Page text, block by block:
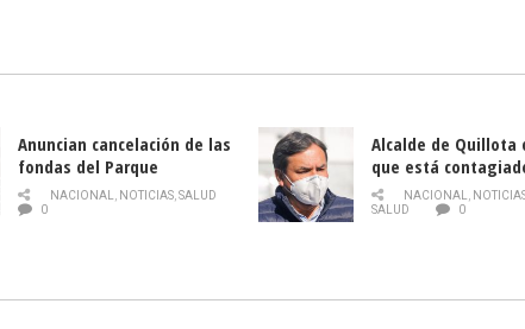
Anuncian cancelación de las
fondas del Parque
O’Higgins debido al
coronavirus
NACIONAL, NOTICIAS,SALUD
0
Alcalde de Quillota
que está
COVID-19
NACIONAL,
SALUD
0